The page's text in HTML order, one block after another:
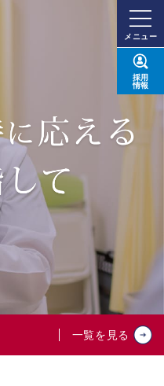
メニュー
採用
情報
一覧を見る